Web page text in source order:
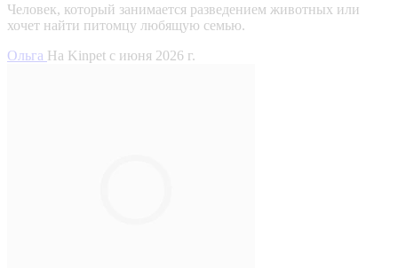
Человек, который занимается разведением животных или
хочет найти питомцу любящую семью.
Ольга На Kinpet c июня 2026 г.